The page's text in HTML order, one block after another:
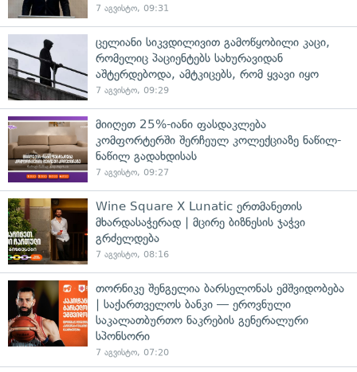
7 აგვისტო, 09:31
ცელიანი სიკვდილივით გამოწყობილი კაცი,
რომელიც პაციენტებს სახურავიდან
აშტერდებოდა, ამტკიცებს, რომ ყვავი იყო
7 აგვისტო, 09:29
მიიღეთ 25%-იანი ფასდაკლება
კომფორტერში შერჩეულ კოლექციაზე ნაწილ-
ნაწილ გადახდისას
7 აგვისტო, 09:27
Wine Square X Lunatic ერთმანეთის
მხარდასაჭერად | მცირე ბიზნესის ჯაჭვი
გრძელდება
7 აგვისტო, 08:16
თორნიკე შენგელია ბარსელონას ემშვიდობება
| საქართველოს ბანკი — ეროვნული
საკალათბურთო ნაკრების გენერალური
სპონსორი
7 აგვისტო, 07:20